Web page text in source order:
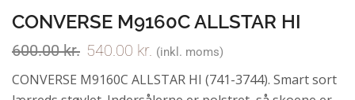
CONVERSE M9160C ALLSTAR HI
600.00kr. 540.00 kr. (inkl. moms)
CONVERSE M9160C ALLSTAR HI (741-3744). Smart sort